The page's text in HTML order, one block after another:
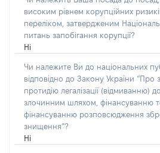
високим рівнем корупційних
переліком, затвердженим
питань запобігання корупції?
Ні
Чи належите Ви до національних
відповідно до Закону України “Про
протидію легалізації (відмиванню)
злочинним шляхом, фінансуванню
фінансуванню розповсюдження
знищення”?
Ні